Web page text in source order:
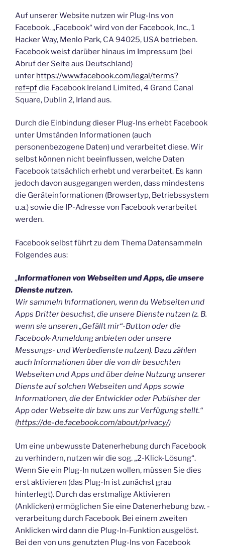
Auf unserer Website nutzen wir Plug-Ins von
Facebook. „Facebook“ wird von der Facebook, Inc., 1
Hacker Way, Menlo Park, CA 94025, USA betrieben.
Facebook weist darüber hinaus im Impressum (bei
Abruf der Seite aus Deutschland)
unter https://www.facebook.com/legal/terms?
ref=pfdie Facebook Ireland Limited, 4 Grand Canal
Square, Dublin 2, Irland aus.
Durch die Einbindung dieser Plug-Ins erhebt Facebook
unter Umständen Informationen (auch
personenbezogene Daten) und verarbeitet diese. Wir
selbst können nicht beeinflussen, welche Daten
Facebook tatsächlich erhebt und verarbeitet. Es kann
jedoch davon ausgegangen werden, dass mindestens
die Geräteinformationen (Browsertyp, Betriebssystem
u.a.) sowie die IP-Adresse von Facebook verarbeitet
werden.
Facebook selbst führt zu dem Thema Datensammeln
Folgendes aus:
„Informationen von Webseiten und Apps, die unsere
Dienste nutzen.
Wir sammeln Informationen, wenn du Webseiten und
Apps Dritter besuchst, die unsere Dienste nutzen (z. B.
wenn sie unseren „Gefällt mir“-Button oder die
Facebook-Anmeldung anbieten oder unsere
Messungs- und Werbedienste nutzen). Dazu zählen
auch Informationen über die von dir besuchten
Webseiten und Apps und über deine Nutzung unserer
Dienste auf solchen Webseiten und Apps sowie
Informationen, die der Entwickler oder Publisher der
App oder Webseite dir bzw. uns zur Verfügung stellt.“
(https://de-de.facebook.com/about/privacy/)
Um eine unbewusste Datenerhebung durch Facebook
zu verhindern, nutzen wir die sog. „2-Klick-Lösung“.
Wenn Sie ein Plug-In nutzen wollen, müssen Sie dies
erst aktivieren (das Plug-In ist zunächst grau
hinterlegt). Durch das erstmalige Aktivieren
(Anklicken) ermöglichen Sie eine Datenerhebung bzw. -
verarbeitung durch Facebook. Bei einem zweiten
Anklicken wird dann die Plug-In-Funktion ausgelöst.
Bei den von uns genutzten Plug-Ins von Facebook